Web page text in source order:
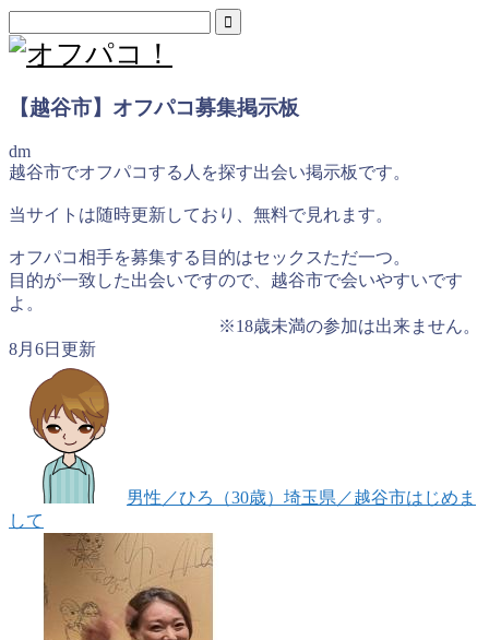
【越谷市】オフパコ募集掲示板
dm
越谷市でオフパコする人を探す出会い掲示板です。
当サイトは随時更新しており、無料で見れます。
オフパコ相手を募集する目的はセックスただ一つ。
目的が一致した出会いですので、越谷市で会いやすいです
よ。
※18歳未満の参加は出来ません。
8月6日更新
男性 ／ひろ（30歳） 埼玉県／越谷市はじめま
して